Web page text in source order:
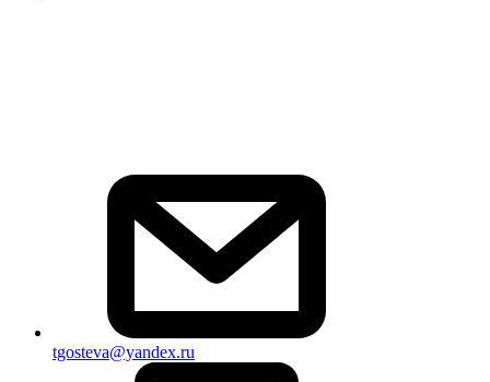
tgosteva@yandex.ru